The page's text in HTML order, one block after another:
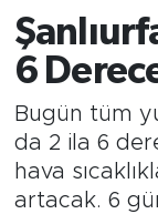
6
Bugün tüm
da 2 ila 6
hava
artacak. 6
SAĞLIK
Tüm
Son
Haber